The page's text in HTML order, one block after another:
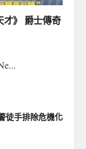
才》 爵士傳奇
徒手排除危機化